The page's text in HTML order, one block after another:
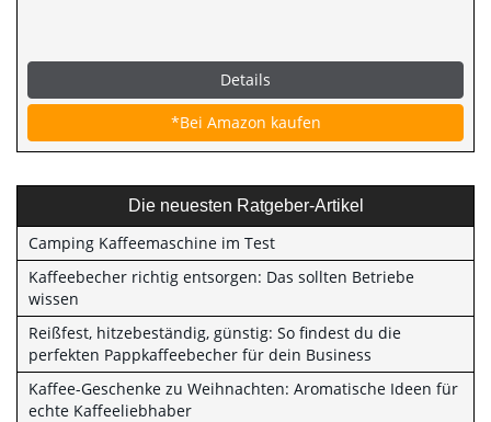
Details
*Bei Amazon kaufen
Die neuesten Ratgeber-Artikel
Camping Kaffeemaschine im Test
Kaffeebecher richtig entsorgen: Das sollten Betriebe
wissen
Reißfest, hitzebeständig, günstig: So findest du die
perfekten Pappkaffeebecher für dein Business
Kaffee-Geschenke zu Weihnachten: Aromatische Ideen für
echte Kaffeeliebhaber